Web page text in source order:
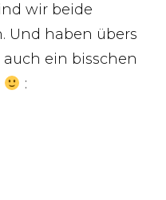
wir beide
Und haben übers
ein bisschen
: